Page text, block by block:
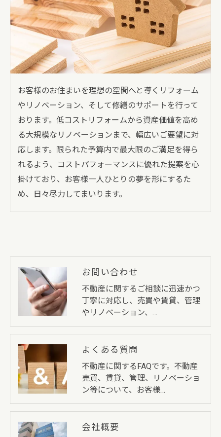
お客様のお住まいを理想の空間へと導くリフォーム
やリノベーション、そして修繕のサポートを行って
おります。低コストリフォームから資産価値を高め
る大規模なリノベーションまで、幅広いご要望に対
応します。限られた予算内で最大限のご満足を得ら
れるよう、コストパフォーマンスに優れた提案を心
掛けており、お客様一人ひとりの夢を形にするた
め、日々尽力してまいります。
お問い合わせ
不動産に関するご相談に迅速かつ
丁寧に対応し、売買や賃貸、管理
やリノベーション、…
よくある質問
不動産に関するFAQです。不動産
売買、賃貸、管理、リノベーショ
ン等について、お客様…
会社概要